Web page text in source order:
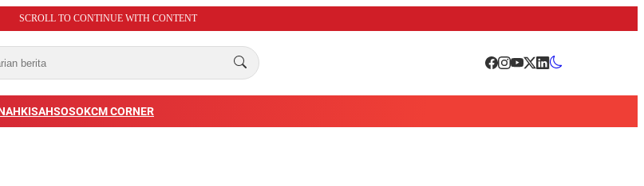
SCROLL TO CONTINUE WITH CONTENT
KISAHSOSOKCM CORNER